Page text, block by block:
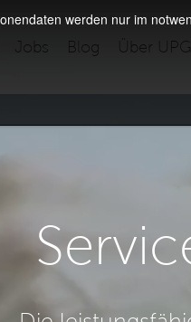
werden nur im
Jobs Blog Über